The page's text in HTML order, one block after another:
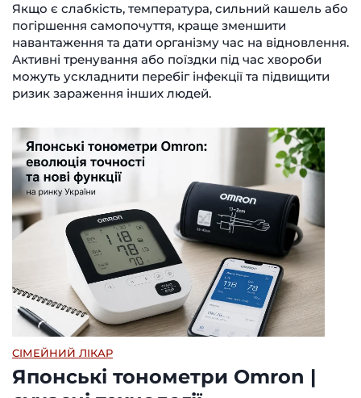
Якщо є слабкість, температура, сильний кашель або
погіршення самопочуття, краще зменшити
навантаження та дати організму час на відновлення.
Активні тренування або поїздки під час хвороби
можуть ускладнити перебіг інфекції та підвищити
ризик зараження інших людей.
СІМЕЙНИЙ ЛІКАР
Японські тонометри Omron |